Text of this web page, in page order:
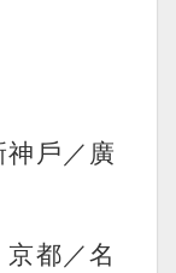
戶／廣
都／名